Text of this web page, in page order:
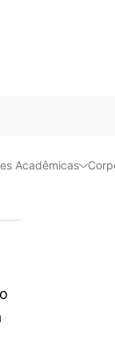
Acadêmicas